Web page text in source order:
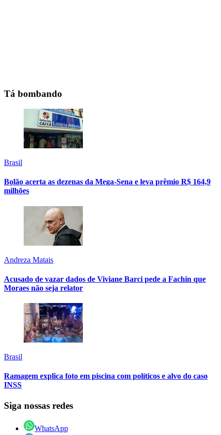
Tá bombando
Brasil
Bolão acerta as dezenas da Mega-Sena e leva prêmio R$ 164,9
milhões
Andreza Matais
Acusado de vazar dados de Viviane Barci pede a Fachin que
Moraes não seja relator
Brasil
Ramagem explica foto em piscina com políticos e alvo do caso
INSS
Siga nossas redes
WhatsApp